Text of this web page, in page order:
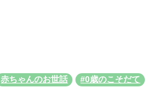
赤ちゃんのお世話
#0歳のこそだて